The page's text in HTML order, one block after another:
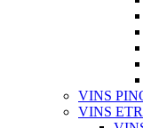
VINS
VINS